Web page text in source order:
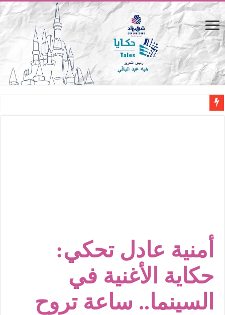
من سيرة «إيفان أجيلي» إلى نسيج الحكاية.. رحلة بسمة ناجي مع الكتابة والترجمة
من «أرشيف ريبليكا» إلى «ساحر أوز».. رحلة بسمة ناجي مع الترجمة (الجزء الأول)
من مطابخ الأسواق لـ«الدليفري».. كيف طهت المدن قديماً طعامها؟
عوالم منصورة عز الدين.. حين يصبح الزمن بطل الرواية
أمنية عادل تحكي:
حكاية الأغنية في
السينما.. ساعة تروح